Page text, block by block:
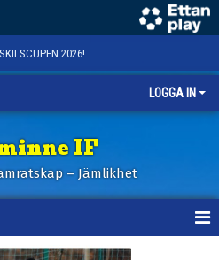
2026!
LOGGA IN
IF
– Jämlikhet